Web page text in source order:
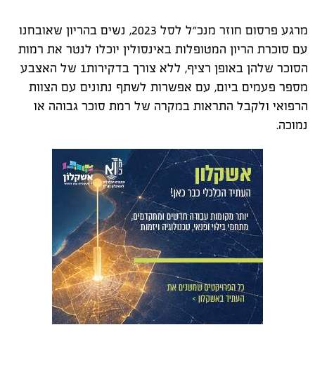
מרגע פרסום חוזר מנכ״ל לסל 2023, נשים בהריון שאובחנו
עם סוכרת הריון המטופלות באינסולין יוכלו לנטר את רמות
הסוכר שלהן באופן רציף, ללא צורך בדקירות1 של האצבע
מספר פעמים ביום, עם אפשרות לשתף נתונים עם הצוות
הרפואי ולקבל התראות במקרה של רמת סוכר גבוהה או
נמוכה.